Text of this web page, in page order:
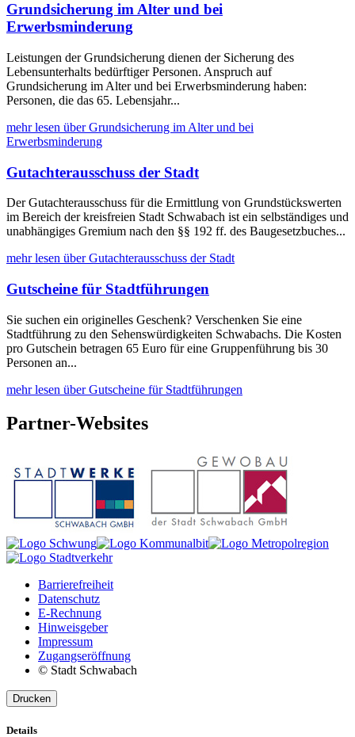
Grundsicherung im Alter und bei
Erwerbsminderung
Leistungen der Grundsicherung dienen der Sicherung des
Lebensunterhalts bedürftiger Personen. Anspruch auf
Grundsicherung im Alter und bei Erwerbsminderung haben:
Personen, die das 65. Lebensjahr...
mehr lesen über Grundsicherung im Alter und bei
Erwerbsminderung
Gutachterausschuss der Stadt
Der Gutachterausschuss für die Ermittlung von Grundstückswerten
im Bereich der kreisfreien Stadt Schwabach ist ein selbständiges und
unabhängiges Gremium nach den §§ 192 ff. des Baugesetzbuches...
mehr lesen über Gutachterausschuss der Stadt
Gutscheine für Stadtführungen
Sie suchen ein originelles Geschenk? Verschenken Sie eine
Stadtführung zu den Sehenswürdigkeiten Schwabachs. Die Kosten
pro Gutschein betragen 65 Euro für eine Gruppenführung bis 30
Personen an...
mehr lesen über Gutscheine für Stadtführungen
Partner-Websites
Barrierefreiheit
Datenschutz
E-Rechnung
Hinweisgeber
Impressum
Zugangseröffnung
© Stadt Schwabach
Drucken
Details